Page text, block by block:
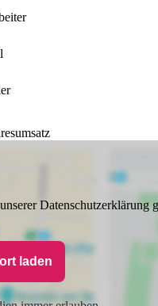
Datenschutzerklärung
laden